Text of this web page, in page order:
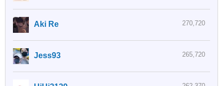
270,720
Aki Re
265,720
Jess93